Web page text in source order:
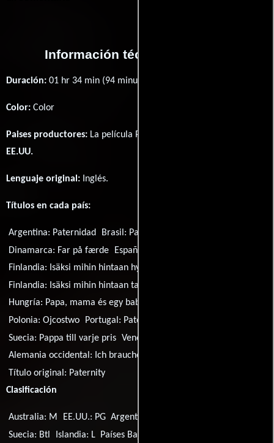
Información técnica y general
Duración: 01 hr 34 min (94 minutos) .
Color: Color
Paises productores: La película Paternity fué producida en
EE.UU.
Lenguaje original: Inglés.
Títulos en cada país:
Argentina: Paternidad Brasil: Paternidade
Dinamarca: Far på færde España:
Finlandia: Isäksi mihin hintaan hyvänsä
Finlandia: Isäksi mihin hintaan tahansa
Hungría: Papa, mama és egy baba
Polonia:Ojcostwo Portugal: Paternidade
Suecia: Pappa till varje pris Venezuela:
Alemania occidental: Ich brauche einen Erben
Título original: Paternity
Clasificación
Australia: M EE.UU.: PG Argentina: 13
Suecia: Btl
Islandia: L Países Bajos: Al